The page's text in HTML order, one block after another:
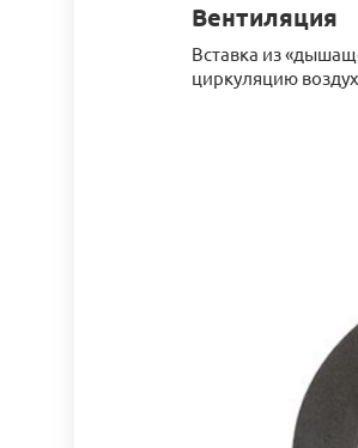
Вентиляция
Вставка из
циркуляцию